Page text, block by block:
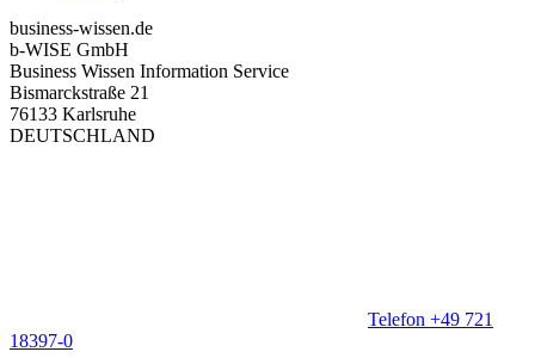
business-wissen.de
b-WISE GmbH
Business Wissen Information Service
Bismarckstraße 21
76133 Karlsruhe
DEUTSCHLAND
Telefon +49 721
18397-0